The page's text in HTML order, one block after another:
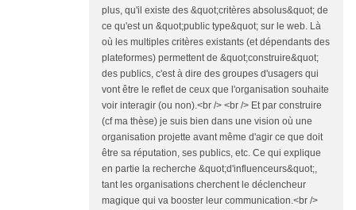
plus, qu'il existe des &quot;critères absolus&quot; de
ce qu'est un &quot;public type&quot; sur le web. Là
où les multiples critères existants (et dépendants des
plateformes) permettent de &quot;construire&quot;
des publics, c'est à dire des groupes d'usagers qui
vont être le reflet de ceux que l'organisation souhaite
voir interagir (ou non).<br /> <br /> Et par construire
(cf ma thèse) je suis bien dans une vision où une
organisation projette avant même d'agir ce que doit
être sa réputation, ses publics, etc. Ce qui explique
en partie la recherche &quot;d'influenceurs&quot;,
tant les organisations cherchent le déclencheur
magique qui va booster leur communication.<br />